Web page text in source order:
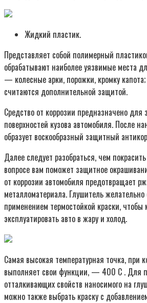
Жидкий пластик.
Представляет собой полимерный
обрабатывают наиболее уязвимые места
— колесные арки, порожки, кромку
считаются дополнительной защитой.
Средство от коррозии предназначено
поверхностей кузова автомобиля. После
образует воскообразный защитный
Далее следует разобраться, чем
вопросе вам поможет защитное
от коррозии автомобиля предотвращает
металломатериала. Глушитель желательно
применением термостойкой краски,
эксплуатировать авто в жару и холод.
Самая высокая температурная точка, при
выполняет свои функции, — 400 С . Для
отталкивающих свойств наносимого на
можно также выбрать краску с